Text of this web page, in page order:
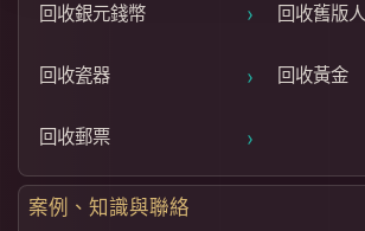
回收銀元錢幣 › 回收舊版
回收瓷器 › 回收黃金
回收郵票 ›
案例、知識與聯絡